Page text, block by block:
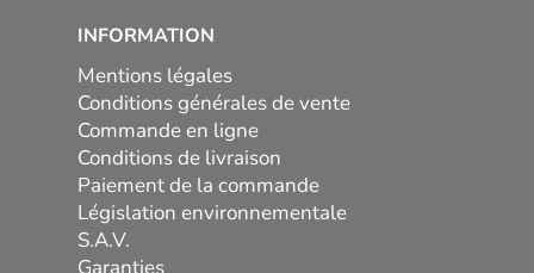
INFORMATION
Mentions légales
Conditions générales de vente
Commande en ligne
Conditions de livraison
Paiement de la commande
Législation environnementale
S.A.V.